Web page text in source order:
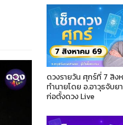
ดวงรายวัน ศุกร์ที่ 7 สิง
ทำนายโดย อ.อาวุธจับ
ก่อตั้งดวง Live